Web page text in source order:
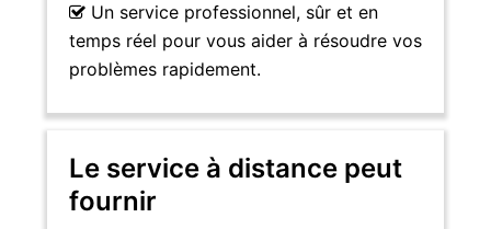
Un service professionnel, sûr et en
temps réel pour vous aider à résoudre vos
problèmes rapidement.
Le service à distance peut
fournir